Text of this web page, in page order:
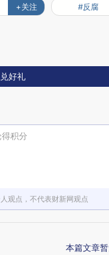
+关注 #反腐
好礼
积分
观点，不代表财新网观点
本篇文章